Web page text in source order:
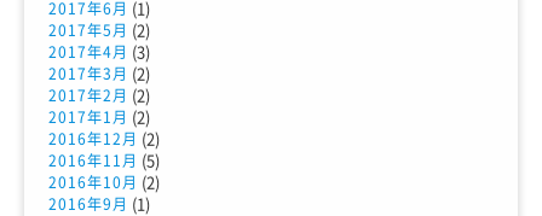
2017年6月 (1)
2017年5月 (2)
2017年4月 (3)
2017年3月 (2)
2017年2月 (2)
2017年1月 (2)
2016年12月 (2)
2016年11月 (5)
2016年10月 (2)
2016年9月 (1)